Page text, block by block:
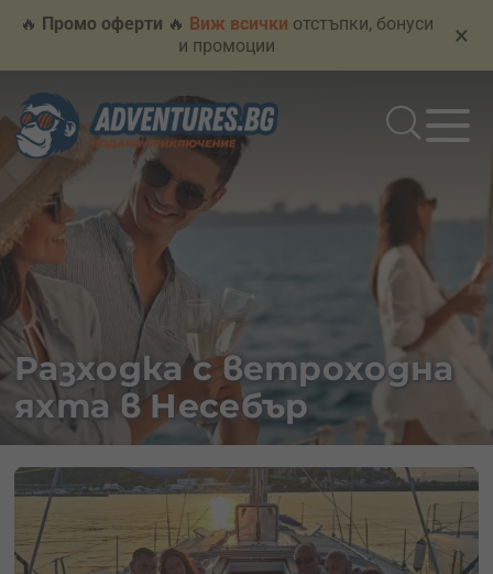
🔥 Промо оферти 🔥 Виж всички отстъпки, бонуси
и промоции
×
Разходка с ветроходна
яхта в Несебър